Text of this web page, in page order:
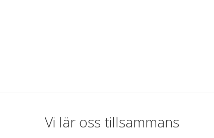
Vi lär oss tillsammans